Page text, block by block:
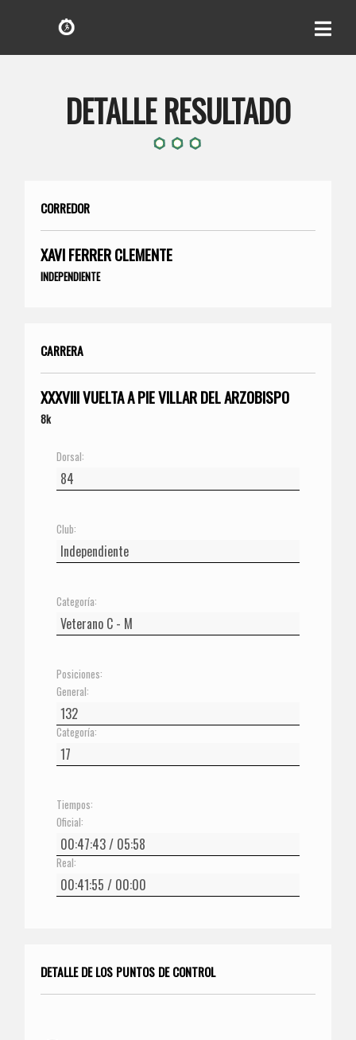
DETALLE RESULTADO
CORREDOR
XAVI FERRER CLEMENTE
INDEPENDIENTE
CARRERA
XXXVIII VUELTA A PIE VILLAR DEL ARZOBISPO
8k
Dorsal:
Club:
Categoría:
Posiciones:
General:
Categoría:
Tiempos:
Oficial:
Real:
DETALLE DE LOS PUNTOS DE CONTROL